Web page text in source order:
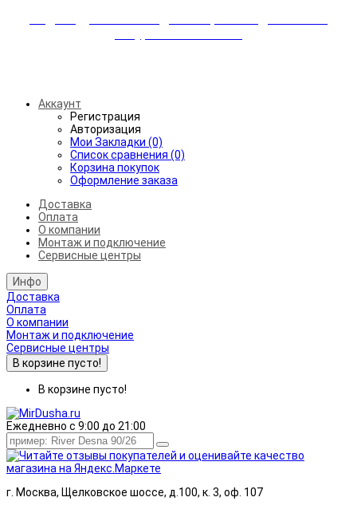
Аккаунт
Регистрация
Авторизация
Мои Закладки (0)
Список сравнения (0)
Корзина покупок
Оформление заказа
Доставка
Оплата
О компании
Монтаж и подключение
Сервисные центры
Инфо
Доставка
Оплата
О компании
Монтаж и подключение
Сервисные центры
В корзине пусто!
В корзине пусто!
Ежедневно с 9:00 до 21:00
г. Москва, Щелковское шоссе, д.100, к. 3, оф. 107